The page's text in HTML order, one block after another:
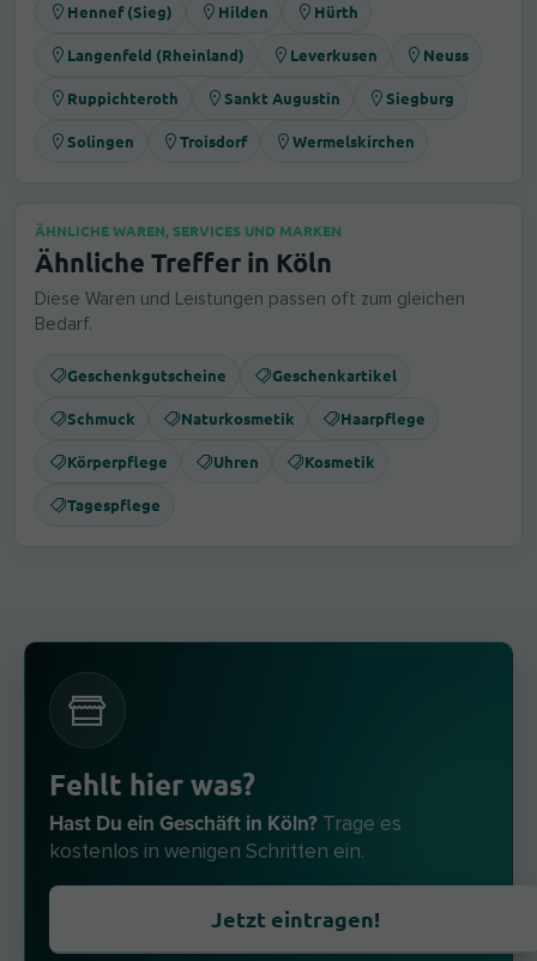
Hennef (Sieg) Hilden Hürth
Langenfeld (Rheinland) Leverkusen Neuss
Ruppichteroth Sankt Augustin Siegburg
Solingen Troisdorf Wermelskirchen
ÄHNLICHE WAREN, SERVICES UND MARKEN
Ähnliche Treffer in Köln
Diese Waren und Leistungen passen oft zum gleichen
Bedarf.
Geschenkgutscheine Geschenkartikel
Schmuck Naturkosmetik Haarpflege
Körperpflege Uhren Kosmetik
Tagespflege
Fehlt hier was?
Hast Du ein Geschäft in Köln? Trage es
kostenlos in wenigen Schritten ein.
Jetzt eintragen!